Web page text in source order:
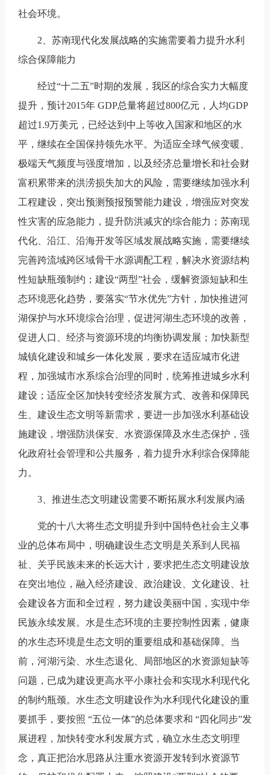
社会环境。
2、苏南现代化发展战略的实施需要着力提升水利
综合保障能力
经过“十二五”时期的发展，我区的综合实力大幅度
提升，预计2015年 GDP总量将超过800亿元，人均GDP
超过1.9万美元，已经达到中上等收入国家和地区的水
平，继续在全国保持领先水平。为适应全球气候变暖、
极端天气频度与强度增加，以及经济总量增长和社会财
富积累带来的洪涝损失加大的风险，需要继续加强水利
工程建设，突出预测预报预警能力建设，增强应对突发
性灾害的应急能力，提升防洪减灾的综合能力；苏南现
代化、沿江、沿海开发等区域发展战略实施，需要继续
完善跨流域跨区域骨干水源调配工程，解决水资源结构
性短缺瓶颈制约；建设“两型”社会，缓解资源短缺和生
态环境恶化趋势，要落实“节水优先”方针，加快推进河
湖保护与水环境综合治理，促进河湖生态环境的改善，
促进人口、经济与资源环境的均衡协调发展；加快新型
城镇化建设和城乡一体化发展，要求在适应城市化进
程，加强城市水系综合治理的同时，统筹推进城乡水利
建设；适应全区加快转变经济发展方式、改善和保障民
生、建设生态文明等新需求，要进一步加强水利基础设
施建设，增强防洪保安、水资源保障及水生态保护，强
化政府社会管理和公共服务，着力提升水利综合保障能
力。
3、推进生态文明建设需要不断拓展水利发展内涵
党的十八大将生态文明提升到中国特色社会主义事
业的总体布局中，明确建设生态文明是关系到人民福
祉、关乎民族未来的长远大计，要求把生态文明建设放
在突出地位，融入经济建设、政治建设、文化建设、社
会建设各方面和全过程，努力建设美丽中国，实现中华
民族永续发展。水是生态环境的主要控制性因素，健康
的水生态环境是生态文明的重要组成和基础保障。当
前，河湖污染、水生态退化、局部地区的水资源短缺等
问题，已成为建设更高水平小康社会和实现水利现代化
的制约瓶颈。水生态文明建设作为水利现代化建设的重
要抓手，要按照 “五位一体”的总体要求和 “四化同步”发
展进程，加快转变水利发展方式，确立水生态文明理
念，真正把治水思路从注重水资源开发转到水资源节